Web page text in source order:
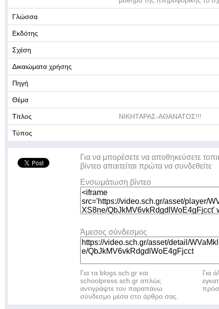
Γλώσσα
Εκδότης
Σχέση
Δικαιώματα χρήσης
Πηγή
Θέμα
Τίτλος ΝΙΚΗΤΑΡΑΣ-ΑΘΑΝΑΤΟΣ!!!
Τύπος
Για να μπορέσετε να αποθηκεύσετε
βίντεο απαιτείται πρώτα να συνδεθείτε
Ενσωμάτωση βίντεο
Άμεσος σύνδεσμος
Για τα blogs.sch.gr και
schoolpress.sch.gr απλώς
αντιγράψτε τον παραπάνω
σύνδεσμο μέσα στο άρθρο σας.
Για